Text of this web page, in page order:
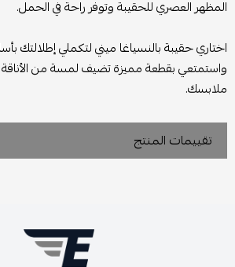
المظهر العصري للحقيبة وتوفر راحة في الحمل.
اختاري حقيبة بالنسياغا ميني لتكملي إطلالتك
واستمتعي بقطعة مميزة تضيف لمسة من الأناقة
ملابسك.
تقييمات المنتج